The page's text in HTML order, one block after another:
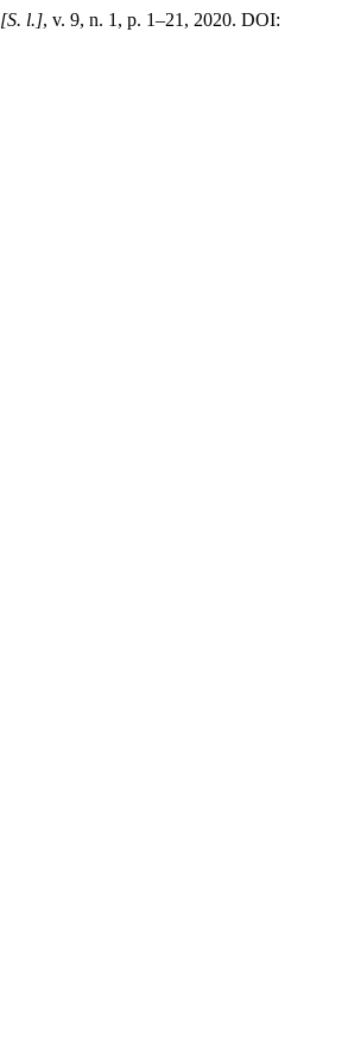
[S. l.], v. 9, n. 1, p. 1–21, 2020. DOI: